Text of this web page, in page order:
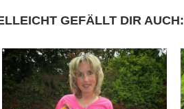
GEFÄLLT DIR AUCH: